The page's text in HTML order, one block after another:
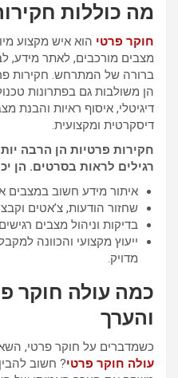
מה כוללות
חוקר פרטי הוא איש מקצוע
מצבים מורכבים, לאתר מידע,
ברורה של המתרחש. חקירות
הן משולבות גם בפתרונות
דיגיטלי, איסוף ראיות והבנת
דיסקרטית ומקצועית.
חקירות פרטיות הן הרבה
רגילים לראות בסרטים. הן
איתור מידע חשוב במצבים
שחזור הודעות, צ’אטים
בדיקות וניהול מצבים
ייעוץ מקצועי והכוונה
מדויק.
כמה עולה חוקר
והערך
כשמדברים על חוקר פרטי,
עולה חוקר פרטי? חשוב